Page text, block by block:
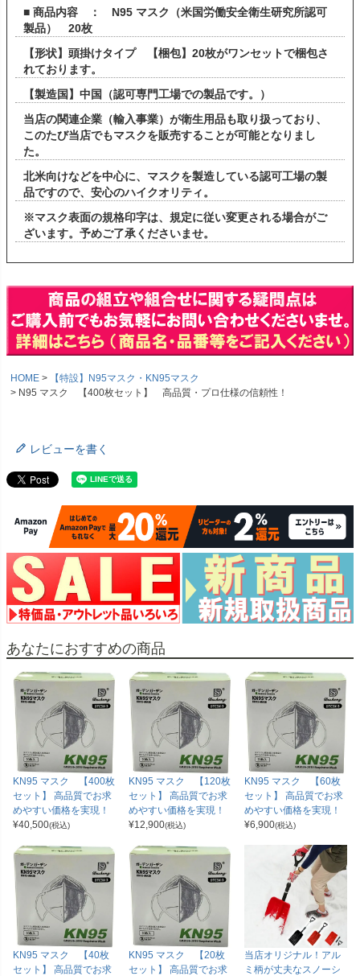
■ 商品内容 ： N95 マスク（米国労働安全衛生研究所認可
製品） 20枚
【形状】頭掛けタイプ 【梱包】20枚がワンセットで梱包さ
れております。
【製造国】中国（認可専門工場での製品です。）
当店の関連企業（輸入事業）が衛生用品も取り扱っており、
このたび当店でもマスクを販売することが可能となりまし
た。
北米向けなどを中心に、マスクを製造している認可工場の製
品ですので、安心のハイクオリティ。
※マスク表面の規格印字は、規定に従い変更される場合がご
ざいます。予めご了承くださいませ。
HOME
【特設】N95マスク・KN95マスク
N95 マスク 【400枚セット】 高品質・プロ仕様の信頼性！
レビューを書く
あなたにおすすめの商品
KN95 マスク 【400枚
セット】 高品質でお求
めやすい価格を実現！
¥40,500(税込)
KN95 マスク 【120枚
セット】 高品質でお求
めやすい価格を実現！
¥12,900(税込)
KN95 マスク 【60枚
セット】 高品質でお求
めやすい価格を実現！
¥6,900(税込)
KN95 マスク 【40枚
セット】 高品質でお求
KN95 マスク 【20枚
セット】 高品質でお求
当店オリジナル！アル
ミ柄が丈夫なスノーシ